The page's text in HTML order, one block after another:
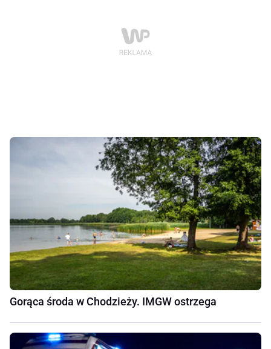
Gorąca środa w Chodzieży. IMGW ostrzega